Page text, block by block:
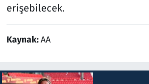
erişebilecek.
Kaynak:AA